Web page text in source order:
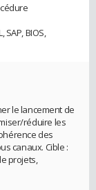
SAP, BIOS,
le lancement de
réduire les
des
canaux. Cible :
projets,